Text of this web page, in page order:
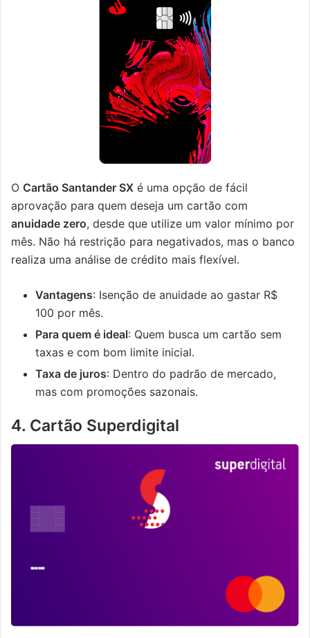
O Cartão Santander SX é uma opção de fácil
aprovação para quem deseja um cartão com
anuidade zero, desde que utilize um valor mínimo por
mês. Não há restrição para negativados, mas o banco
realiza uma análise de crédito mais flexível.
Vantagens: Isenção de anuidade ao gastar R$
100 por mês.
Para quem é ideal: Quem busca um cartão sem
taxas e com bom limite inicial.
Taxa de juros: Dentro do padrão de mercado,
mas com promoções sazonais.
4. Cartão Superdigital